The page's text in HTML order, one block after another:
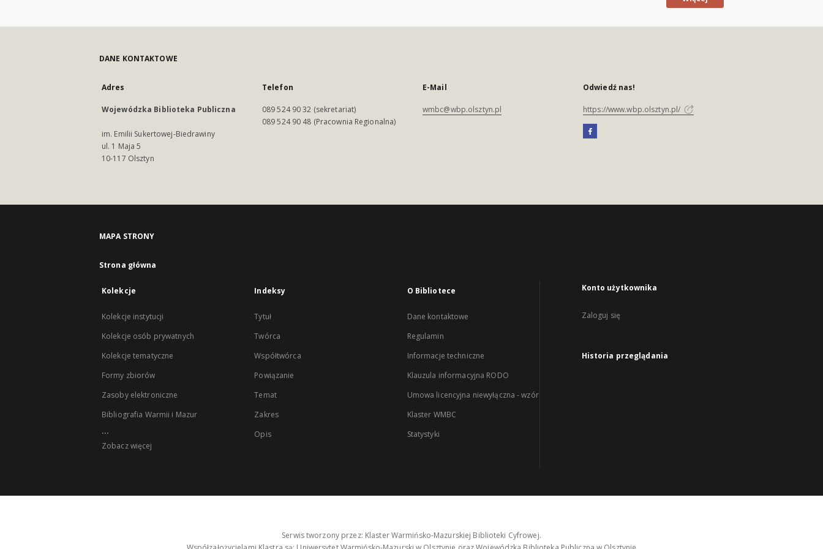
DANE KONTAKTOWE
Adres
Wojewódzka Biblioteka Publiczna
im. Emilii Sukertowej-Biedrawiny
ul. 1 Maja 5
10-117 Olsztyn
Telefon
089 524 90 32 (sekretariat)
089 524 90 48 (Pracownia Regionalna)
E-Mail
wmbc@wbp.olsztyn.pl
Odwiedź nas!
https://www.wbp.olsztyn.pl/
MAPA STRONY
Strona główna
Kolekcje
Kolekcje instytucji
Kolekcje osób prywatnych
Kolekcje tematyczne
Formy zbiorów
Zasoby elektroniczne
Bibliografia Warmii i Mazur
...
Zobacz więcej
Indeksy
Tytuł
Twórca
Współtwórca
Powiązanie
Temat
Zakres
Opis
O Bibliotece
Dane kontaktowe
Regulamin
Informacje techniczne
Klauzula informacyjna RODO
Umowa licencyjna niewyłączna - wzór
Klaster WMBC
Statystyki
Konto użytkownika
Zaloguj się
Historia przeglądania
Serwis tworzony przez: Klaster Warmińsko-Mazurskiej Biblioteki Cyfrowej.